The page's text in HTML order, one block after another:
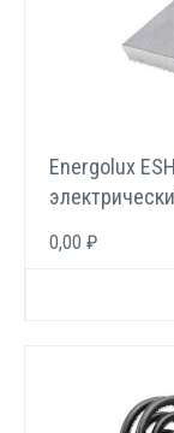
Energolux
0,00 ₽